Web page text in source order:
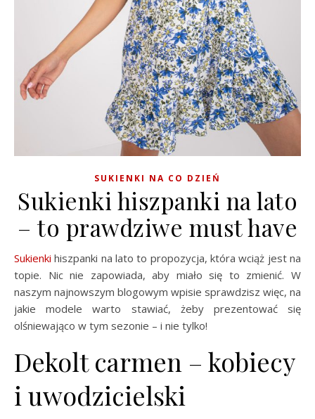
SUKIENKI NA CO DZIEŃ
Sukienki hiszpanki na lato
– to prawdziwe must have
Sukienki hiszpanki na lato to propozycja, która wciąż jest na
topie. Nic nie zapowiada, aby miało się to zmienić. W
naszym najnowszym blogowym wpisie sprawdzisz więc, na
jakie modele warto stawiać, żeby prezentować się
olśniewająco w tym sezonie – i nie tylko!
Dekolt carmen – kobiecy
i uwodzicielski